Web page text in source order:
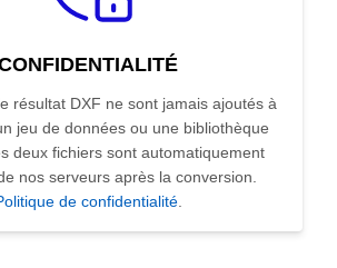
résultat DXF ne sont jamais ajoutés à
jeu de données ou une bibliothèque
deux fichiers sont automatiquement
nos serveurs après la conversion.
de confidentialité.